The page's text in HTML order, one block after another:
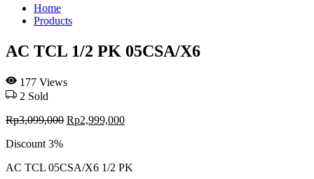
Home
Products
AC TCL 1/2 PK 05CSA/X6
177 Views
2 Sold
Rp3,099,000 Rp2,999,000
Discount 3%
AC TCL 05CSA/X6 1/2 PK